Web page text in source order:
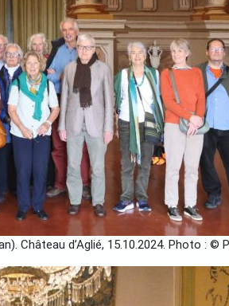
Château d’Aglié, 15.10.2024. Photo : ©